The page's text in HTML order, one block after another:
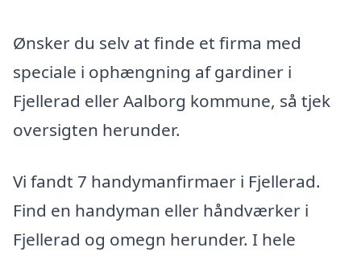
Ønsker du selv at finde et firma med
speciale i ophængning af gardiner i
Fjellerad eller Aalborg kommune, så tjek
oversigten herunder.
Vi fandt 7 handymanfirmaer i Fjellerad.
Find en handyman eller håndværker i
Fjellerad og omegn herunder. I hele